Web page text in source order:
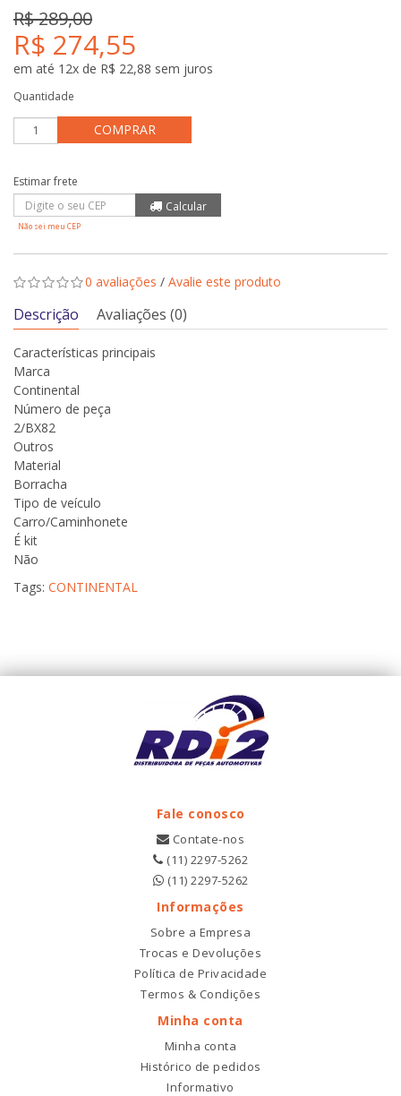
R$ 289,00
R$ 274,55
em até 12x de R$ 22,88 sem juros
Quantidade
COMPRAR
Não sei meu CEP
0 avaliações / Avalie este produto
Descrição Avaliações (0)
Características principais
Marca
Continental
Número de peça
2/BX82
Outros
Material
Borracha
Tipo de veículo
Carro/Caminhonete
É kit
Não
Tags: CONTINENTAL
Fale conosco
Contate-nos
(11) 2297-5262
(11) 2297-5262
Informações
Sobre a Empresa
Trocas e Devoluções
Política de Privacidade
Termos & Condições
Minha conta
Minha conta
Histórico de pedidos
Informativo